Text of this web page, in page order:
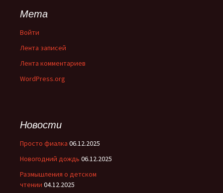
Мета
Войти
Лента записей
Лента комментариев
WordPress.org
Новости
Просто фиалка 06.12.2025
Новогодний дождь 06.12.2025
Размышления о детском
чтении 04.12.2025